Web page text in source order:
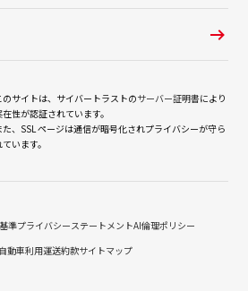
のサイトは、サイバートラストのサーバー証明書により
在性が認証されています。
た、SSL ページは通信が暗号化されプライバシーが守ら
います。
準プライバシーステートメントAI倫理ポリシー
動車利用運送約款サイトマップ